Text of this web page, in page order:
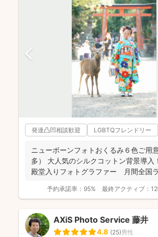
発達凸凹相談歓迎 LGBTQフレンドリー
ニューボーンフォトおくるみ６色ご用
多） 大人気のシルクコットン背景導入
殿堂入りフォトグラファー 月間全国
予約承諾率： 95% 最終アクティブ：
AXiS Photo Service 藤井
4.8 (25)男性